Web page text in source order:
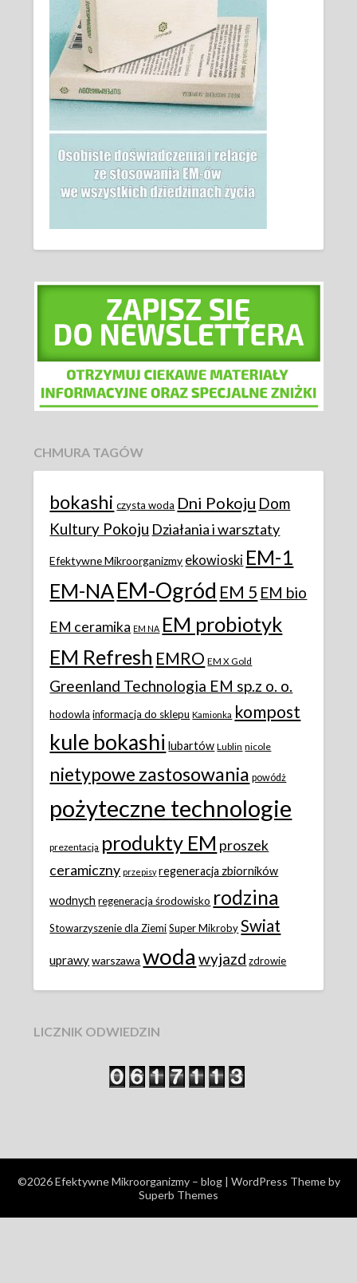
CHMURA TAGÓW
bokashi czysta woda Dni Pokoju Dom
Kultury Pokoju Działania i warsztaty
Efektywne Mikroorganizmy ekowioski EM-1
EM-NAEM-Ogród EM 5 EM bio
EM ceramika EM NA EM probiotyk
EM Refresh EMRO EM X Gold
Greenland Technologia EM sp.z o. o.
hodowla informacja do sklepu Kamionka kompost
kule bokashi lubartów Lublin nicole
nietypowe zastosowania powódż
pożyteczne technologie
prezentacja produkty EM proszek
ceramiczny przepisy regeneracja zbiorników
wodnych regeneracja środowisko rodzina
Stowarzyszenie dla Ziemi Super Mikroby Swiat
uprawy warszawa woda wyjazd zdrowie
LICZNIK ODWIEDZIN
©2026 Efektywne Mikroorganizmy – blog | WordPress Theme by
Superb Themes